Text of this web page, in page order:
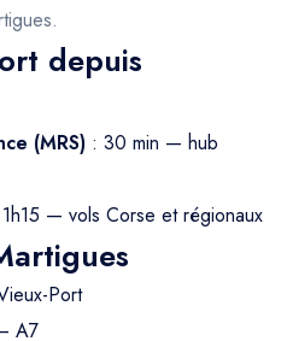
depuis
(MRS) : 30 min — hub
— vols Corse et régionaux
Port
A7